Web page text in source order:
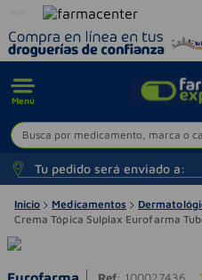
Menú
Busca por medicamento, marca o
Tu pedido será enviado a:
Inicio Medicamentos
Crema Tópica Sulplax Eurofarma